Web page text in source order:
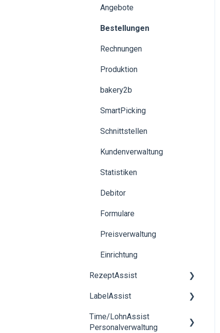
Collect
Dokumente
TSE
Abschluss
Mediacenter
Kundenkarten
Verwendung der Kasse
Benutzerverwaltung
Kassenbuch
Zahlung
Statistiken
Schnittstellen
Datev
Kreditkunden
Installationsanleitungen
Angebote
Bestellungen
Rechnungen
Produktion
bakery2b
SmartPicking
Schnittstellen
Kundenverwaltung
Statistiken
Debitor
Formulare
Preisverwaltung
Einrichtung
RezeptAssist
Rezeptverwaltung
smartScale
LabelAssist
Allgemein
Time/LohnAssist
Personalverwaltung